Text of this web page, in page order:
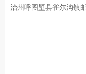
治州呼图壁县雀尔沟镇